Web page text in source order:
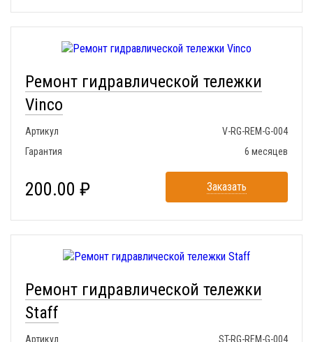
Ремонт гидравлической тележки
Vinco
Артикул
V-RG-REM-G-004
Гарантия
6 месяцев
200.00 ₽ Заказать
Ремонт гидравлической тележки
Staff
Артикул ST-RG-REM-G-004